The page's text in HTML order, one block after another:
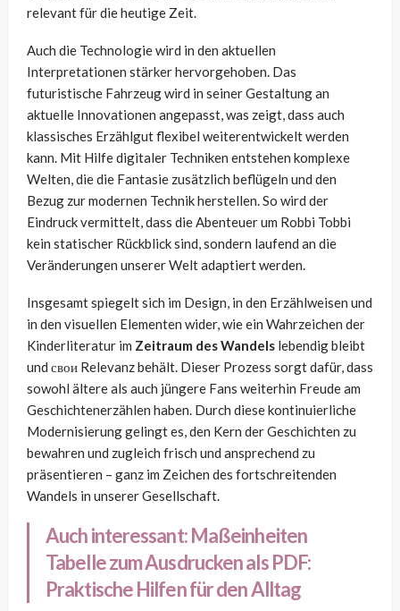
relevant für die heutige Zeit.
Auch die Technologie wird in den aktuellen
Interpretationen stärker hervorgehoben. Das
futuristische Fahrzeug wird in seiner Gestaltung an
aktuelle Innovationen angepasst, was zeigt, dass auch
klassisches Erzählgut flexibel weiterentwickelt werden
kann. Mit Hilfe digitaler Techniken entstehen komplexe
Welten, die die Fantasie zusätzlich beflügeln und den
Bezug zur modernen Technik herstellen. So wird der
Eindruck vermittelt, dass die Abenteuer um Robbi Tobbi
kein statischer Rückblick sind, sondern laufend an die
Veränderungen unserer Welt adaptiert werden.
Insgesamt spiegelt sich im Design, in den Erzählweisen und
in den visuellen Elementen wider, wie ein Wahrzeichen der
Kinderliteratur im Zeitraum des Wandels lebendig bleibt
und свои Relevanz behält. Dieser Prozess sorgt dafür, dass
sowohl ältere als auch jüngere Fans weiterhin Freude am
Geschichtenerzählen haben. Durch diese kontinuierliche
Modernisierung gelingt es, den Kern der Geschichten zu
bewahren und zugleich frisch und ansprechend zu
präsentieren – ganz im Zeichen des fortschreitenden
Wandels in unserer Gesellschaft.
Auch interessant:Maßeinheiten
Tabelle zum Ausdrucken als PDF:
Praktische Hilfen für den Alltag